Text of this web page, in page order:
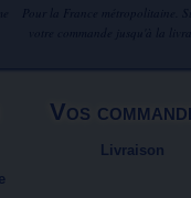
Vos
Livraison